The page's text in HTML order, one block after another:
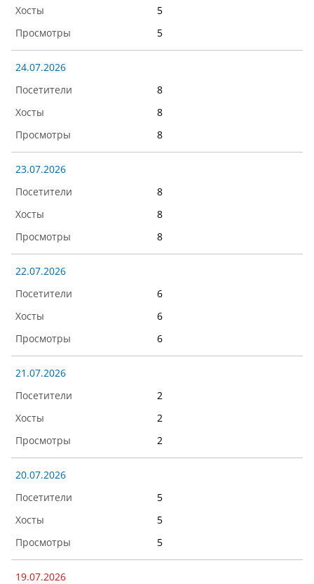
5
5
24.07.2026
8
8
8
23.07.2026
8
8
8
22.07.2026
6
6
6
21.07.2026
2
2
2
20.07.2026
5
5
5
19.07.2026